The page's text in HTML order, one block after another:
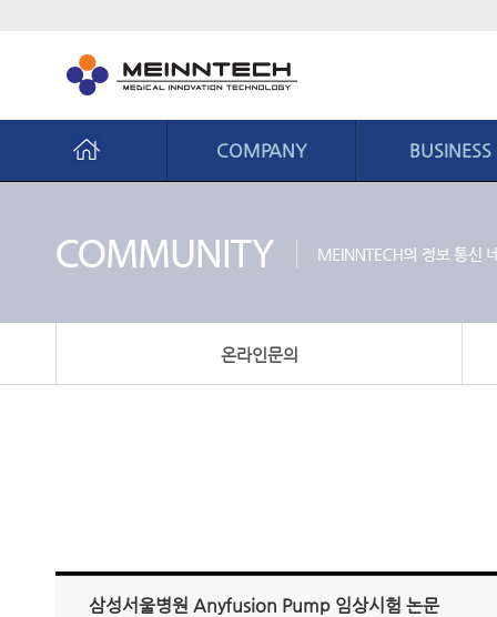
COMPANY
회사소개
연혁
조직도
BUSINESS
비지니스
온라인문의
삼성서울병원 Anyfusion Pump 임상시험 논문